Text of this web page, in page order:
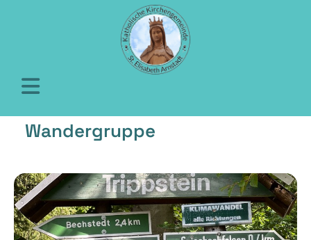
Wandergruppe